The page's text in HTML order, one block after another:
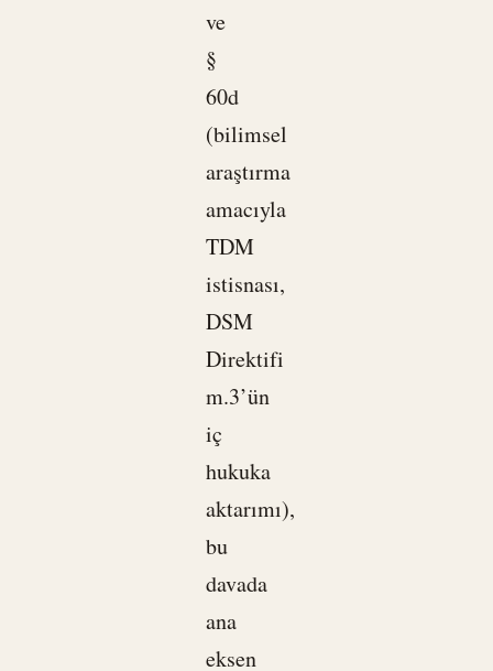
ve
§
60d
(bilimsel
araştırma
amacıyla
TDM
istisnası,
DSM
Direktifi
m.3’ün
iç
hukuka
aktarımı),
bu
davada
ana
eksen